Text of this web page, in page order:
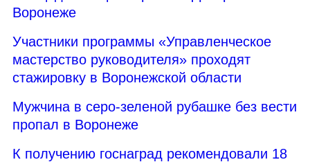
Воронеже
Участники программы «Управленческое
мастерство руководителя» проходят
стажировку в Воронежской области
Мужчина в серо-зеленой рубашке без вести
пропал в Воронеже
К получению госнаград рекомендовали 18